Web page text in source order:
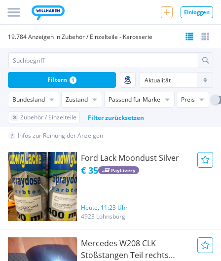
Einloggen
19.784 Anzeigen in Zubehör / Einzelteile - Karosserie
Bundesland Zustand Passend für Marke Preis
Zubehör / Einzelteile Filter zurücksetzen
Filtern 1
Infos zur Reihung der Anzeigen
Ford Lack Moondust Silver
€ 35 PayLivery
Heute, 11:23 Uhr
4923 Lohnsburg
Mercedes W208 CLK
Stoßstangen Teil rechts